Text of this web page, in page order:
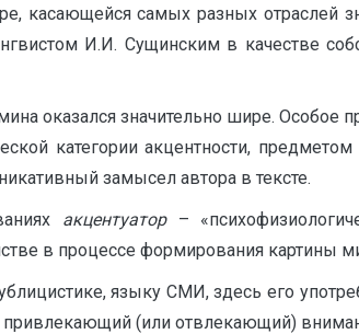
касающейся самых разных отраслей
И.И. Сущинским в качестве
оказался значительно шире.
категории акцентности,
замысел автора в тексте.
акцентуатор–
в процессе формирования картины
языку СМИ, здесь его
(или отвлекающий)